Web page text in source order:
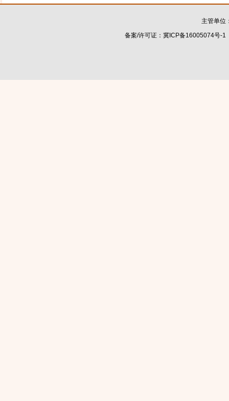
主管单位
备案/许可证：冀ICP备16005074号-1